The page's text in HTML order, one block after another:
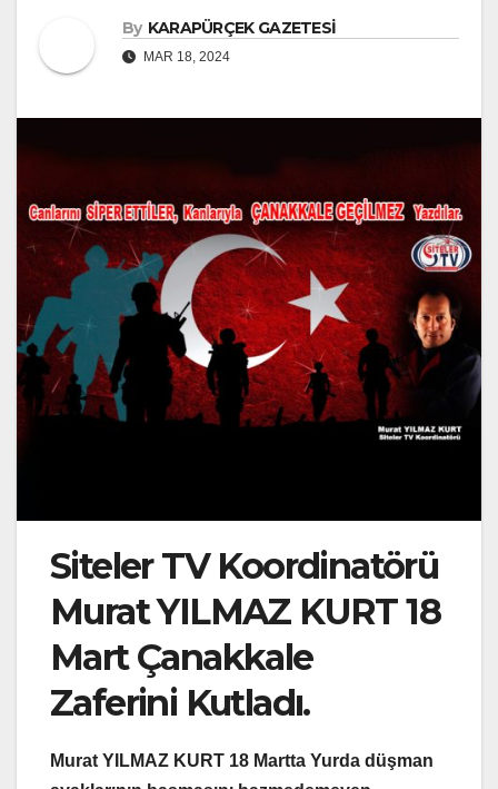
By KARAPÜRÇEK GAZETESİ
MAR 18, 2024
Siteler TV Koordinatörü
Murat YILMAZ KURT 18
Mart Çanakkale
Zaferini Kutladı.
Murat YILMAZ KURT 18 Martta Yurda düşman